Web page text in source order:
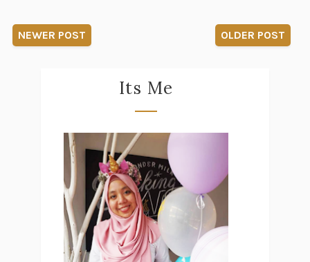
NEWER POST OLDER POST
Its Me